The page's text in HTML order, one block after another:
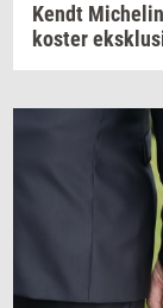
Kendt
koster